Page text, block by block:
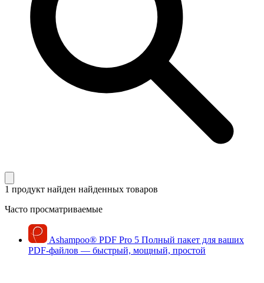
1 продукт найден найденных товаров
Часто просматриваемые
Ashampoo® PDF Pro 5 Полный пакет для ваших
PDF-файлов — быстрый, мощный, простой